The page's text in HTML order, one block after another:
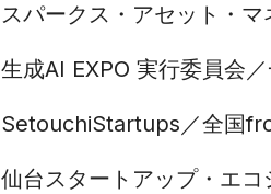
スパークス・アセット・
生成AI EXPO 実行委員会
SetouchiStartups 全国
仙台スタートアップ・エ